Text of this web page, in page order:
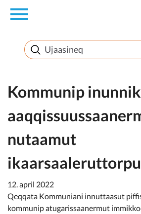
en
Innuttaasunut
Inuussutissarsiorneq
Politikki
Takornariat
Imminut sullinneq
Kommunip
nutaamut
12. april 2022
Qeqqata Kommuniani innuttaasut
kommunip atugarissaanermut